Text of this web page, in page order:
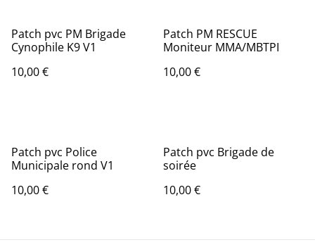
Patch pvc PM Brigade
Cynophile K9 V1
10,00 €
Patch PM RESCUE
Moniteur MMA/MBTPI
10,00 €
Patch pvc Police
Municipale rond V1
10,00 €
Patch pvc Brigade de
soirée
10,00 €